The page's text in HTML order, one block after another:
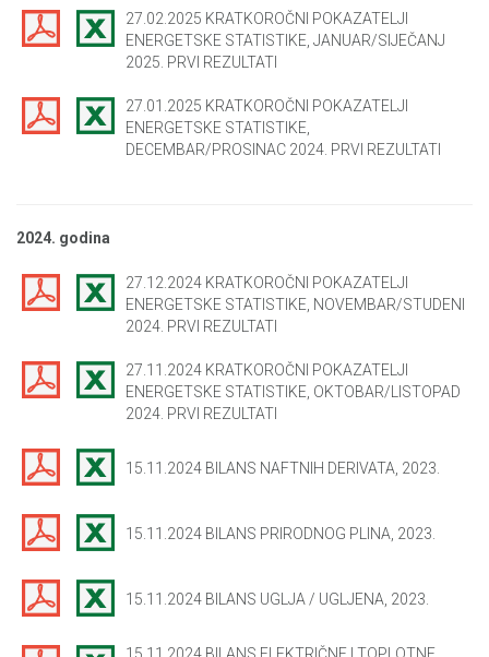
27.02.2025 KRATKOROČNI POKAZATELJI
ENERGETSKE STATISTIKE, JANUAR/SIJEČANJ
2025. PRVI REZULTATI
27.01.2025 KRATKOROČNI POKAZATELJI
ENERGETSKE STATISTIKE,
DECEMBAR/PROSINAC 2024. PRVI REZULTATI
2024. godina
27.12.2024 KRATKOROČNI POKAZATELJI
ENERGETSKE STATISTIKE, NOVEMBAR/STUDENI
2024. PRVI REZULTATI
27.11.2024 KRATKOROČNI POKAZATELJI
ENERGETSKE STATISTIKE, OKTOBAR/LISTOPAD
2024. PRVI REZULTATI
15.11.2024 BILANS NAFTNIH DERIVATA, 2023.
15.11.2024 BILANS PRIRODNOG PLINA, 2023.
15.11.2024 BILANS UGLJA / UGLJENA, 2023.
15.11.2024 BILANS ELEKTRIČNE I TOPLOTNE